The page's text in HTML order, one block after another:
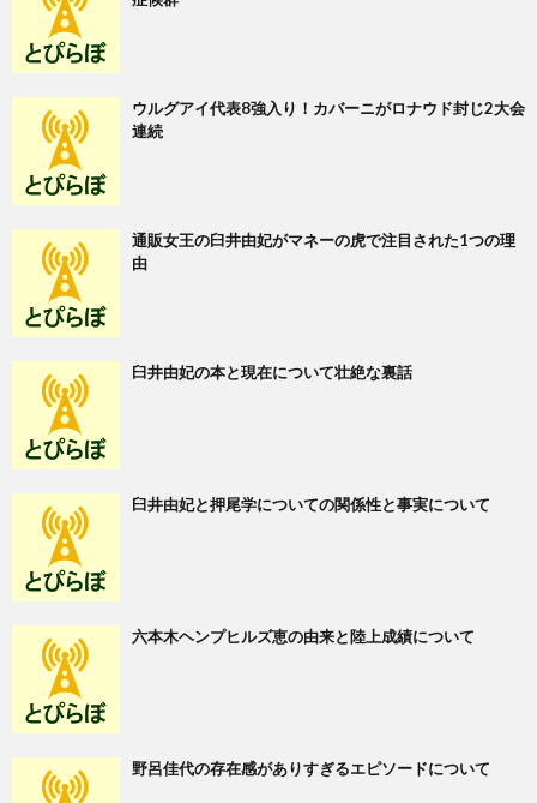
ウルグアイ代表8強入り！カバーニがロナウド封じ2大会
連続
通販女王の臼井由妃がマネーの虎で注目された1つの理
由
臼井由妃の本と現在について壮絶な裏話
臼井由妃と押尾学についての関係性と事実について
六本木ヘンプヒルズ恵の由来と陸上成績について
野呂佳代の存在感がありすぎるエピソードについて